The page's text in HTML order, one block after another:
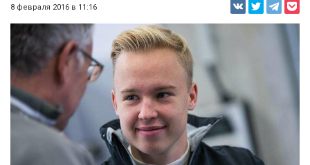
8 февраля 2016 в 11:16